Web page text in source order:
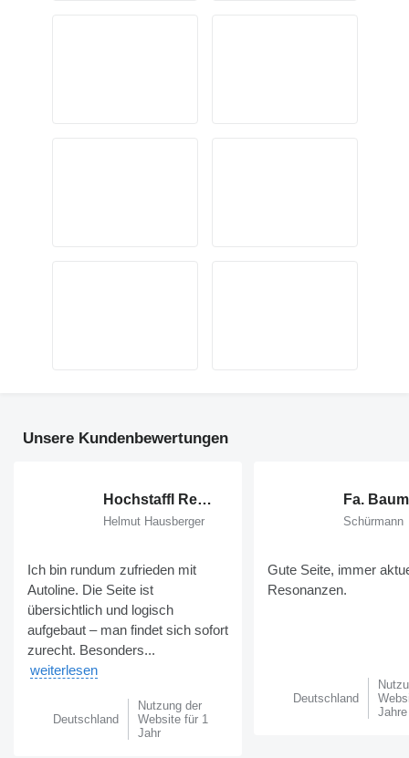
Unsere Kundenbewertungen
Hochstaffl Rent GmbH
Helmut Hausberger
Ich bin rundum zufrieden mit
Autoline. Die Seite ist
übersichtlich und logisch
aufgebaut – man findet sich sofort
zurecht. Besonders...
weiterlesen
Deutschland
Nutzung der
Website für 1
Jahr
Fa.
Schürmann
Gute Seite, immer
Resonanzen.
Deutschland
Jahre